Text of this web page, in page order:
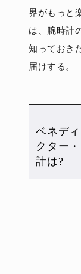
界がもっと
は、腕時計
知っておき
届けする。
ベネデ
クター
計は?